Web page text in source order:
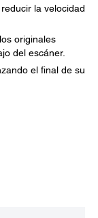
la velocidad
originales
del escáner.
el final de su